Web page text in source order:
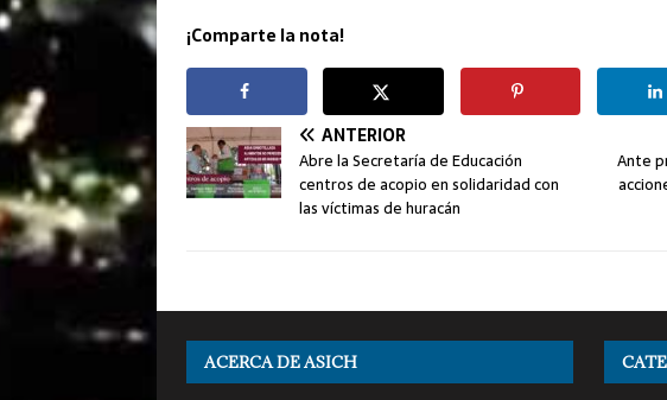
¡Comparte la nota!
ANTERIOR
Abre la Secretaría de Educación
centros de acopio en solidaridad con
las víctimas de huracán
Ante
ACERCA DE ASICH